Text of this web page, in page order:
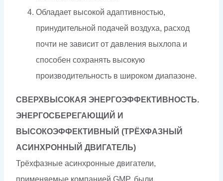
Обладает высокой адаптивностью,
принудительной подачей воздуха, расход
почти не зависит от давления выхлопа и
способен сохранять высокую
производительность в широком диапазоне.
СВЕРХВЫСОКАЯ ЭНЕРГОЭФФЕКТИВНОСТЬ.
ЭНЕРГОСБЕРЕГАЮЩИЙ И
ВЫСОКОЭФФЕКТИВНЫЙ (ТРЁХФАЗНЫЙ
АСИНХРОННЫЙ ДВИГАТЕЛЬ)
Трёхфазные асинхронные двигатели,
применяемые компанией GMP, были